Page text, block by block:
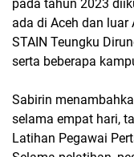
pada tahun 2023
ada di Aceh dan luar
STAIN Teungku
serta beberapa
Sabirin
selama empat hari,
Latihan Pegawai